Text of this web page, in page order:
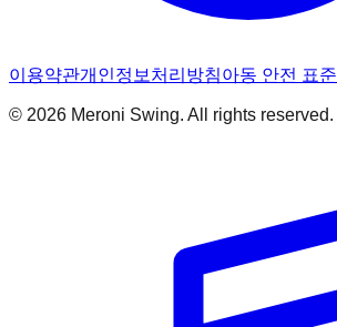
이용약관개인정보처리방침아동 안전 표준
© 2026 Meroni Swing. All rights reserved.